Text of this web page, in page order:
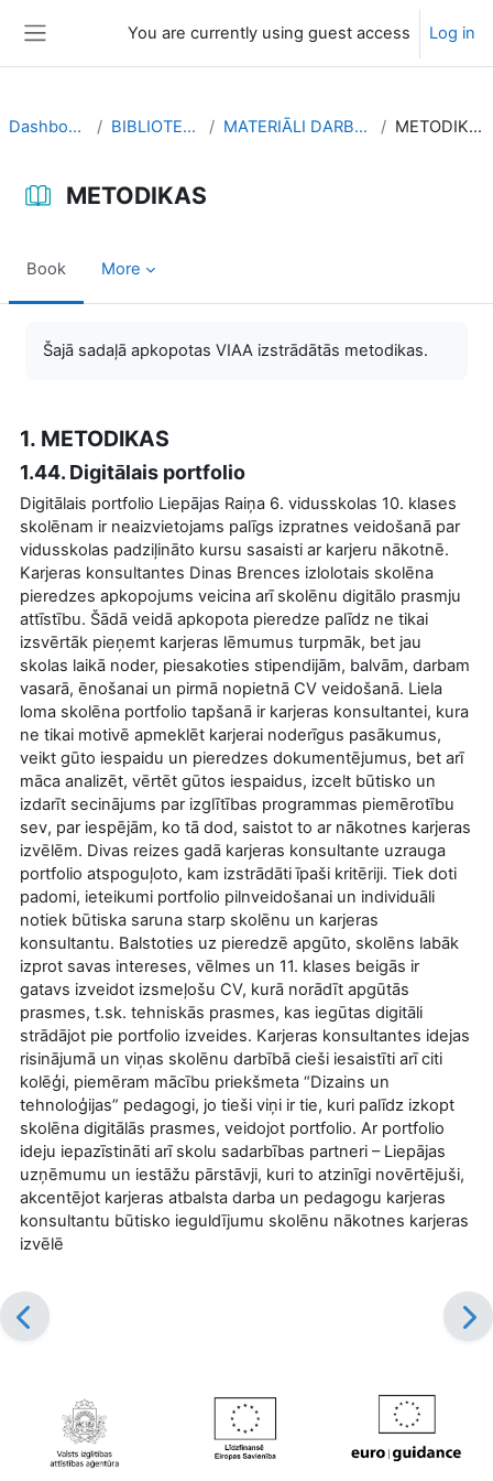
You are currently using guest access Log in
Dashboard BIBLIOTEKA MATERIĀLI DARBAM METODIKAS
METODIKAS
Book More
Šajā sadaļā apkopotas VIAA izstrādātās metodikas.
1. METODIKAS
1.44. Digitālais portfolio
Digitālais portfolio Liepājas Raiņa 6. vidusskolas 10. klases
skolēnam ir neaizvietojams palīgs izpratnes veidošanā par
vidusskolas padziļināto kursu sasaisti ar karjeru nākotnē.
Karjeras konsultantes Dinas Brences izlolotais skolēna
pieredzes apkopojums veicina arī skolēnu digitālo prasmju
attīstību. Šādā veidā apkopota pieredze palīdz ne tikai
izsvērtāk pieņemt karjeras lēmumus turpmāk, bet jau
skolas laikā noder, piesakoties stipendijām, balvām, darbam
vasarā, ēnošanai un pirmā nopietnā CV veidošanā. Liela
loma skolēna portfolio tapšanā ir karjeras konsultantei, kura
ne tikai motivē apmeklēt karjerai noderīgus pasākumus,
veikt gūto iespaidu un pieredzes dokumentējumus, bet arī
māca analizēt, vērtēt gūtos iespaidus, izcelt būtisko un
izdarīt secinājums par izglītības programmas piemērotību
sev, par iespējām, ko tā dod, saistot to ar nākotnes karjeras
izvēlēm. Divas reizes gadā karjeras konsultante uzrauga
portfolio atspoguļoto, kam izstrādāti īpaši kritēriji. Tiek doti
padomi, ieteikumi portfolio pilnveidošanai un individuāli
notiek būtiska saruna starp skolēnu un karjeras
konsultantu. Balstoties uz pieredzē apgūto, skolēns labāk
izprot savas intereses, vēlmes un 11. klases beigās ir
gatavs izveidot izsmeļošu CV, kurā norādīt apgūtās
prasmes, t.sk. tehniskās prasmes, kas iegūtas digitāli
strādājot pie portfolio izveides. Karjeras konsultantes idejas
risinājumā un viņas skolēnu darbībā cieši iesaistīti arī citi
kolēģi, piemēram mācību priekšmeta “Dizains un
tehnoloģijas” pedagogi, jo tieši viņi ir tie, kuri palīdz izkopt
skolēna digitālās prasmes, veidojot portfolio. Ar portfolio
ideju iepazīstināti arī skolu sadarbības partneri – Liepājas
uzņēmumu un iestāžu pārstāvji, kuri to atzinīgi novērtējuši,
akcentējot karjeras atbalsta darba un pedagogu karjeras
konsultantu būtisko ieguldījumu skolēnu nākotnes karjeras
izvēlē